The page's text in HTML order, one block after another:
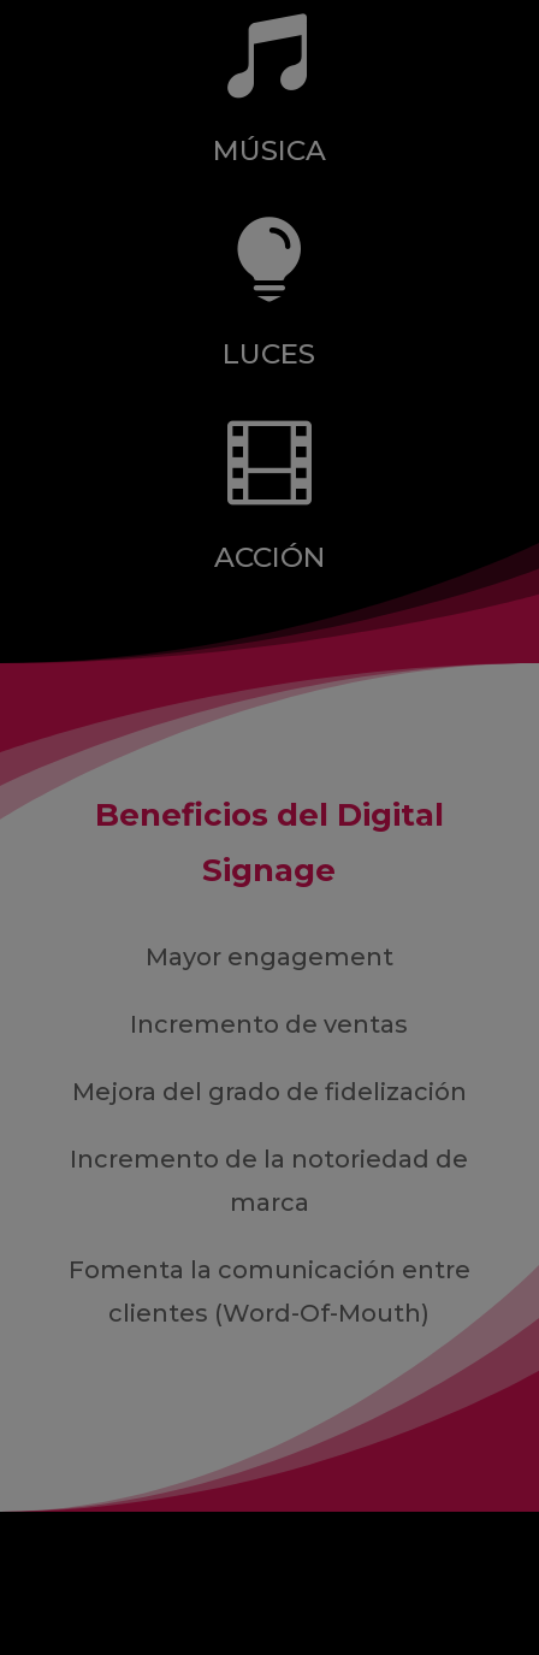

MÚSICA

LUCES

ACCIÓN
Beneficios del Digital
Signage
Mayor engagement
Incremento de ventas
Mejora del grado de fidelización
Incremento de la notoriedad de
marca
Fomenta la comunicación entre
clientes (Word-Of-Mouth)